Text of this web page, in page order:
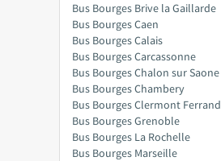
Bus Bourges Brive la Gaillarde
Bus Bourges Caen
Bus Bourges Calais
Bus Bourges Carcassonne
Bus Bourges Chalon sur Saone
Bus Bourges Chambery
Bus Bourges Clermont Ferrand
Bus Bourges Grenoble
Bus Bourges La Rochelle
Bus Bourges Marseille